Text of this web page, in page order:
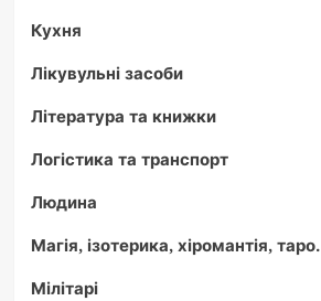
Кухня
Лікувульні засоби
Література та книжки
Логістика та транспорт
Людина
Магія, ізотерика, хіромантія, таро.
Мілітарі